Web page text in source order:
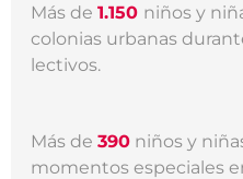
Más de 1.150 niños y
colonias urbanas
lectivos.
Más de 390 niños y
momentos especiales